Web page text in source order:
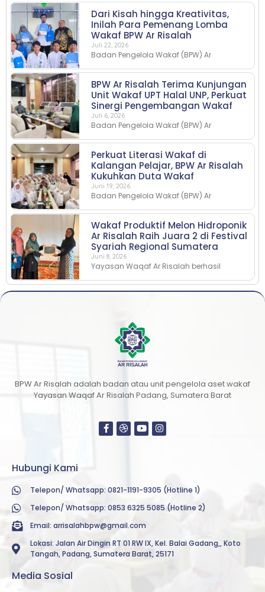
Dari Kisah hingga Kreativitas,
Inilah Para Pemenang Lomba
Wakaf BPW Ar Risalah
Juli 22, 2026
Badan Pengelola Wakaf (BPW) Ar
BPW Ar Risalah Terima Kunjungan
Unit Wakaf UPT Halal UNP, Perkuat
Sinergi Pengembangan Wakaf
Juli 6, 2026
Badan Pengelola Wakaf (BPW) Ar
Perkuat Literasi Wakaf di
Kalangan Pelajar, BPW Ar Risalah
Kukuhkan Duta Wakaf
Juni 19, 2026
Badan Pengelola Wakaf (BPW) Ar
Wakaf Produktif Melon Hidroponik
Ar Risalah Raih Juara 2 di Festival
Syariah Regional Sumatera
Juni 8, 2026
Yayasan Waqaf Ar Risalah berhasil
BPW Ar Risalah adalah badan atau unit pengelola aset wakaf
Yayasan Waqaf Ar Risalah Padang, Sumatera Barat
Hubungi Kami
Telepon/ Whatsapp: 0821-1191-9305 (Hotline 1)
Telepon/ Whatsapp: 0853 6325 5085 (Hotline 2)
Email: arrisalahbpw@gmail.com
Lokasi: Jalan Air Dingin RT 01 RW IX, Kel. Balai Gadang,, Koto
Tangah, Padang, Sumatera Barat, 25171
Media Sosial